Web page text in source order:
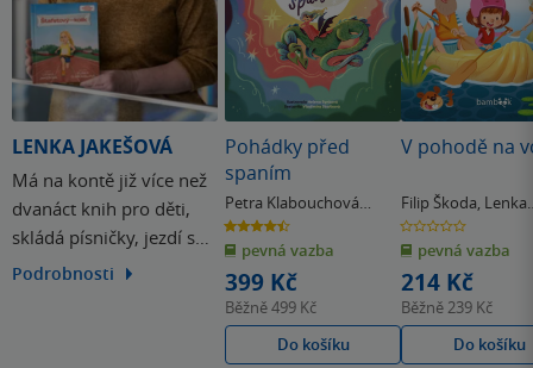
LENKA JAKEŠOVÁ
Má na kontě již více než
dvanáct knih pro děti,
skládá písničky, jezdí s
literárně-hudebními
Podrobnosti
Pohádky před
spaním
Petra Klabouchová
& další
4.5
z
5
hvězdiček
pevná vazba
399 Kč
Běžně499 Kč
Do košíku
V pohodě na
Filip Škoda, Lenka
Jakešová
0.0
z
5
hvězdiček
pevná vazba
214 Kč
Běžně239 Kč
Do košíku